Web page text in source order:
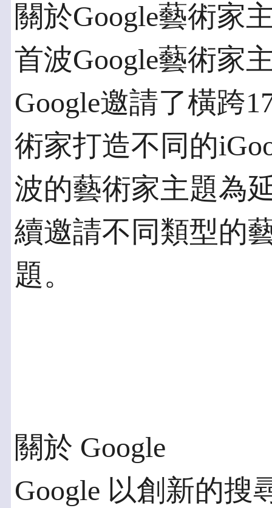
關於Google藝術家
首波Google藝術家
Google邀請了橫跨
術家打造不同的
波的藝術家主題為
續邀請不同類型的
題。
關於 Google
Google 以創新的搜